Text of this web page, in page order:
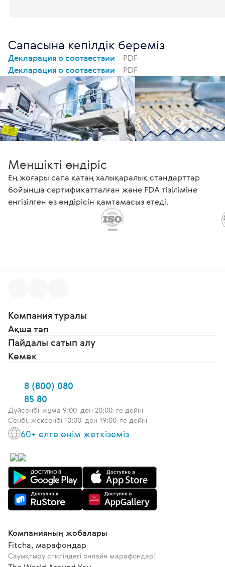
Сапасына кепілдік береміз
Декларация о соотвествии
PDF
Декларация о соотвествии
PDF
Меншікті өндіріс
Ең жоғары сапа қатаң халықаралық стандарттар
бойынша сертификатталған және FDA тізіліміне
енгізілген өз өндірісін қамтамасыз етеді.
Компания туралы
Ақша тап
Пайдалы сатып алу
Көмек
8 (800) 080
85 80
Дүйсенбі-жұма 9:00-ден 20:00-ге дейін
Сенбі, жексенбі 10:00-ден 19:00-ге дейін
60+ елге өнім жеткіземіз
Компанияның жобалары
Fitcha, марафондар
Сауықтыру стиліндегі онлайн марафондар!